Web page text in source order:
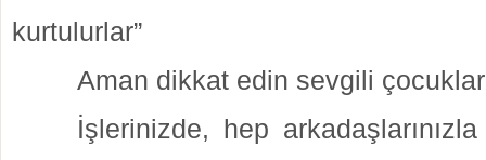
kurtulurlar”
Aman dikkat edin sevgili
İşlerinizde, hep